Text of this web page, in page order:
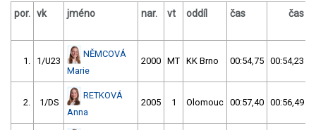
por. vk jméno nar. vt oddíl čas čas
1. 1/U23
NĚMCOVÁ
Marie
2000 MT KK Brno 00:54,75 00:54,23
2. 1/DS
RETKOVÁ
Anna
2005 1 Olomouc 00:57,40 00:56,49